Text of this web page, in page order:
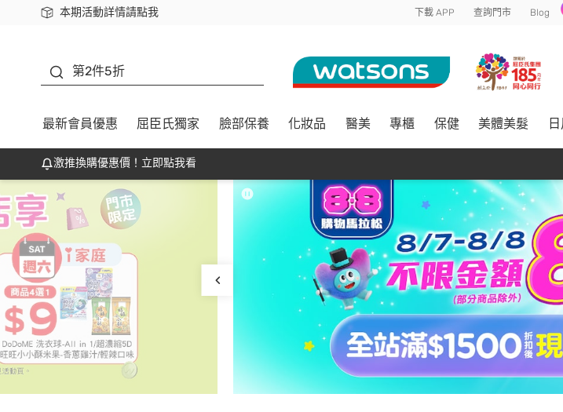
本期活動詳情請點我
下載app最高回饋$350 下載 APP 查詢門市 Blog
第2件5折
最新會員優惠 屈臣氏獨家 臉部保養 化妝品 醫美 專櫃 保健 美體美髮
激推換購優惠價！立即點我看